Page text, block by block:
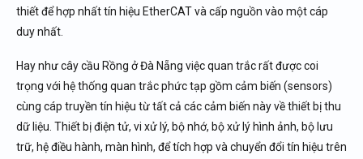
thiết để hợp nhất tín hiệu EtherCAT và cấp nguồn vào một cáp
duy nhất.
Hay như cây cầu Rồng ở Đà Nẵng việc quan trắc rất được coi
trọng với hệ thống quan trắc phức tạp gồm cảm biến (sensors)
cùng cáp truyền tín hiệu từ tất cả các cảm biến này về thiết bị thu
dữ liệu. Thiết bị điện tử, vi xử lý, bộ nhớ, bộ xử lý hình ảnh, bộ lưu
trữ, hệ điều hành, màn hình, để tích hợp và chuyển đổi tín hiệu trên